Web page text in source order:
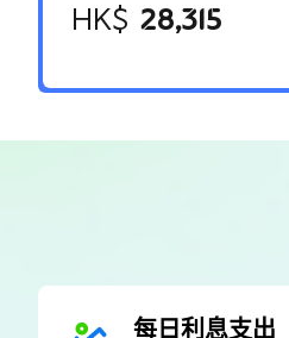
HK$ 28,315
每日利息支出